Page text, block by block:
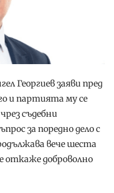
Георгиев заяви пред
и партията му се
съдебни
за поредно дело с
вече шеста
откаже доброволно